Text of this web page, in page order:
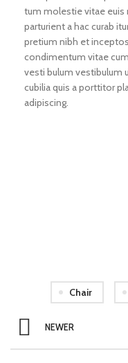
tum molestie vitae euis
parturient a hac curab
pretium nibh et
condimentum vitae
vesti bulum vestibulum
cubilia quis a porttitor
adipiscing.
Chair
NEWER